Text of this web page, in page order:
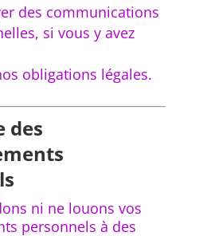
des communications
si vous y avez
obligations légales.
des
ni ne louons vos
personnels à des